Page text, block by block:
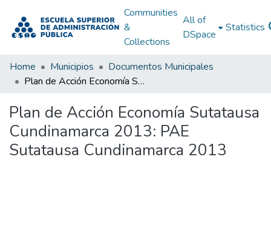
Communities
&
Collections
All of
DSpace
Statistics
Home Municipios
Documentos Municipales
Plan de Acción Economía Sutatausa Cundinamarca 2013: PAE Sutatausa Cundinamarca 2013
Plan de Acción Economía Sutatausa
Cundinamarca 2013: PAE
Sutatausa Cundinamarca 2013